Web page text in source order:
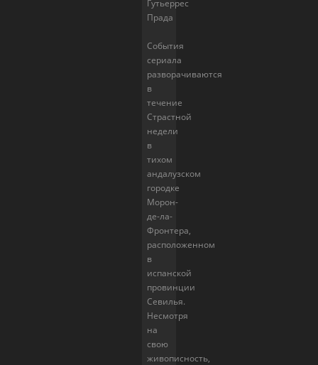
Гутьеррес
Прада
События
сериала
разворачиваются
в
течение
Страстной
недели
в
тихом
андалузском
городке
Морон-
де-ла-
Фронтера,
расположенном
в
испанской
провинции
Севилья.
Несмотря
на
свою
живописность,